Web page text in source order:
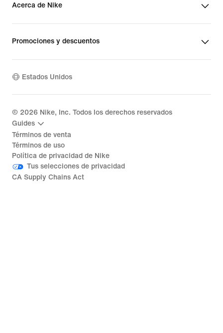
Acerca de Nike
Promociones y descuentos
Estados Unidos
© 2026 Nike, Inc. Todos los derechos reservados
Guides
Términos de venta
Términos de uso
Política de privacidad de Nike
Tus selecciones de privacidad
CA Supply Chains Act